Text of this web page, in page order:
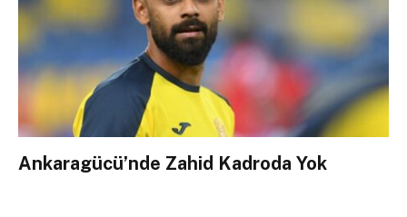
Ankaragücü’nde Zahid Kadroda Yok